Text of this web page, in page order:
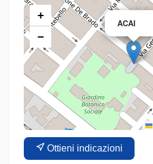
ACAI
+
−
Ottieni indicazioni